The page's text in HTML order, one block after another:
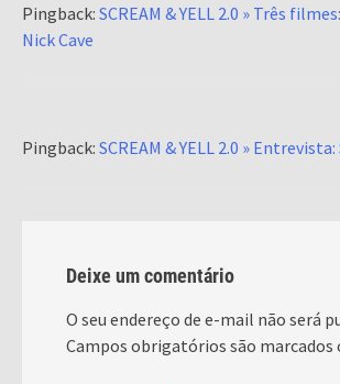
Pingback: SCREAM & YELL 2.0 » Três
Nick Cave
Pingback: SCREAM & YELL 2.0 »
Deixe um comentário
O seu endereço de e-mail não será
Campos obrigatórios são marcados